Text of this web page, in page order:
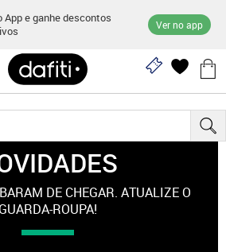
App e ganhe descontos
Ver no app
DE CHEGAR. ATUALIZE O
GUARDA-ROUPA!